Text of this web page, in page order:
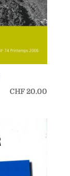
CHF20.00